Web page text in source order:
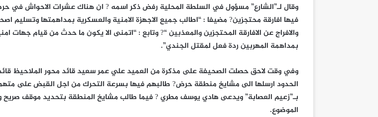
وقال لـ”الشارع” مسؤول في السلطة المحلية رفض ذكر اسمه ? ان هناك عشرات الاحواش في
فيها افارقة محتجزين? مضيفا : “اطالب جميع الاجهزة الامنية والعسكرية بمداهمتها وتسليم
والافراج عن الافارقة المحتجزين والمعذبين “? وتابع : “اتمنى الا يكون ما حدث من قيام جهات
بمداهمة المهربين ردة فعل لمقتل الجندي”.
وفي وقت لاحق حصلت الصحيفة على مذكرة من العميد علي عمر سعيد قائد محور الملاحيظ
الحدود ارسلها الى مشايخ منطقة حرض? طالبهم فيها بسرعة التحرك من اجل القبض على
بـ”زعيم العصابة” ويدعى هادي يوسف مطري ? فيما طالب مشايخ المنطقة بتحديد موقف
الموضوع.